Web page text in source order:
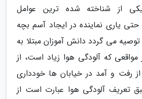
از شناخته شده ترین عوامل
یاری نماینده در ایجاد آسم بچه
می گردد دانش آموزان مبتلا به
که آلودگی هوا زیاد است، از
رفت و آمد در خیابان ها خودداری
تعریف آلودگی هوا عبارت است از